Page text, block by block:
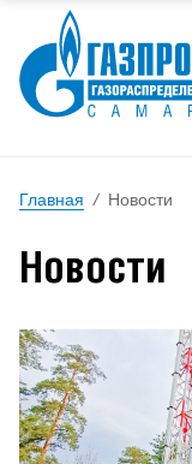
Главная / Новости
Новости